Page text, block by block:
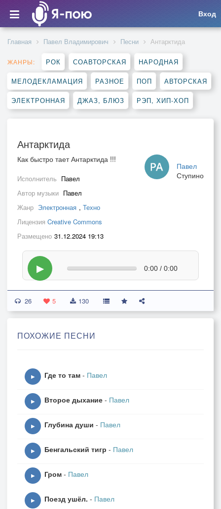
Вход
Главная Павел Владимирович Песни Антарктида
ЖАНРЫ: РОК СОАВТОРСКАЯ НАРОДНАЯ
МЕЛОДЕКЛАМАЦИЯ РАЗНОЕ ПОП АВТОРСКАЯ
ЭЛЕКТРОННАЯ ДЖАЗ, БЛЮЗ РЭП, ХИП-ХОП
Антарктида
Павел
Ступино
Как быстро тает Антарктида !!!
Исполнитель Павел
Автор музыки Павел
Жанр Электронная , Техно
Лицензия Creative Commons
Размещено 31.12.2024 19:13
▶ 0:00 / 0:00
26 5 130
ПОХОЖИЕ ПЕСНИ
▶ Где то там - Павел
▶ Второе дыхание - Павел
▶ Глубина души - Павел
▶ Бенгальский тигр - Павел
▶ Гром - Павел
▶ Поезд ушёл. - Павел